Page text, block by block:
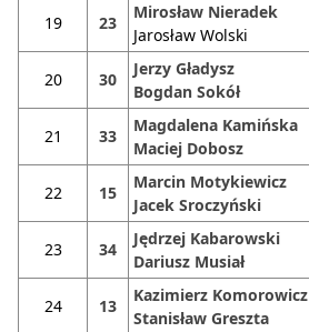
19 23
Mirosław Nieradek
Jarosław Wolski
20 30
Jerzy Gładysz
Bogdan Sokół
21 33
Magdalena Kamińska
Maciej Dobosz
22 15
Marcin Motykiewicz
Jacek Sroczyński
23 34
Jędrzej Kabarowski
Dariusz Musiał
24 13
Kazimierz Komorowicz
Stanisław Greszta